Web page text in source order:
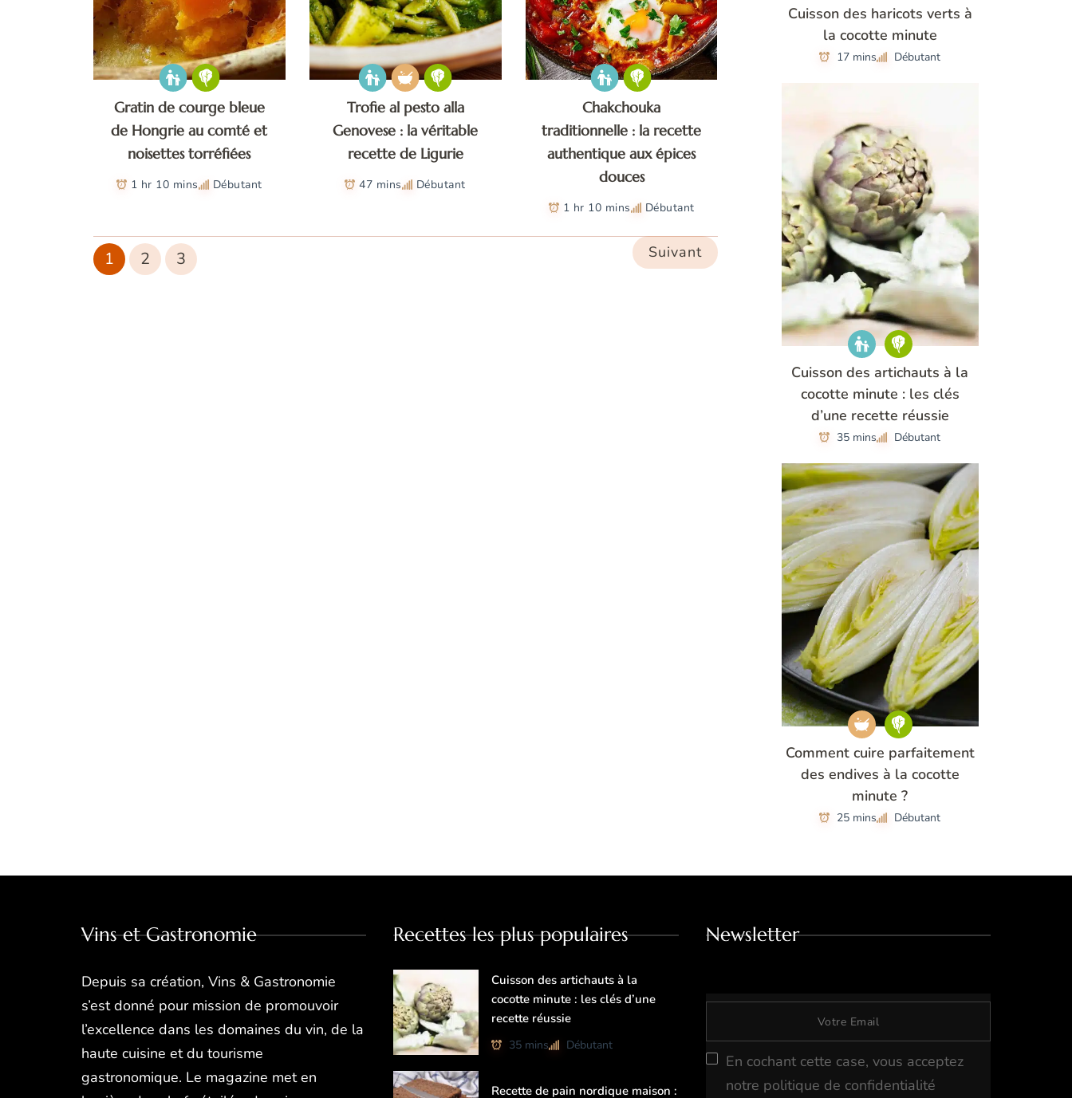
Gratin de courge bleue
de Hongrie au comté et
noisettes torréfiées
1 hr 10 mins Débutant
Trofie al pesto alla
Genovese : la véritable
recette de Ligurie
47 mins Débutant
Chakchouka
traditionnelle : la recette
authentique aux épices
douces
1 hr 10 mins Débutant
1 2 3 Suivant
Cuisson des haricots verts à
la cocotte minute
17 mins Débutant
Cuisson des artichauts à la
cocotte minute : les clés
d’une recette réussie
35 mins Débutant
Comment cuire parfaitement
des endives à la cocotte
minute ?
25 mins Débutant
Vins et Gastronomie
Depuis sa création, Vins & Gastronomie
s’est donné pour mission de promouvoir
l’excellence dans les domaines du vin, de la
haute cuisine et du tourisme
gastronomique. Le magazine met en
Recettes les plus populaires
Cuisson des artichauts à la
cocotte minute : les clés d’une
recette réussie
35 mins Débutant
Recette de pain nordique maison :
Newsletter
En cochant cette case, vous acceptez
notre politique de confidentialité